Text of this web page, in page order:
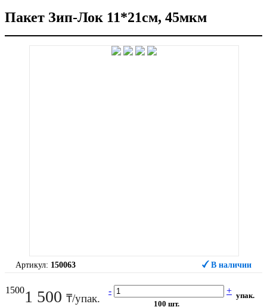
Пакет Зип-Лок 11*21см, 45мкм
Артикул: 150063 В наличии
15001 500 ₸/упак.
- +
100 шт.
упак.